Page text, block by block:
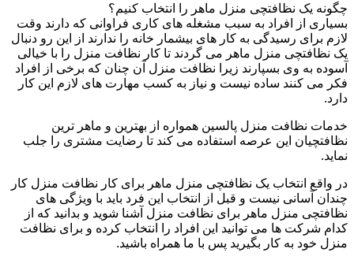
چگونه یک نظافتچی منزل ماهر را انتخاب کنیم؟
بسیاری از افراد به سبب مشغله های کاری فراوانی که دارند وقت
لازم برای رسیدگی به کار های بیشمار خانه را ندارند از این رو دنبال
یک نظافتچی منزل ماهر می گردند تا کار نظافت منزل را با خیالی
آسوده به وی بسپارند زیرا نظافت منزل آن چنان که برخی از افراد
فکر می کنند ساده نیست و نیاز به کسب مهارت های لازم این کار
دارد.
خدمات نظافت منزل پالسین همواره از بهترین و ماهر ترین
نظافتچیان این عرصه استفاده می کند تا رضایت مشتری را جلب
نماید.
در واقع انتخاب یک نظافتچی منزل ماهر برای کار نظافت منزل کار
چندان آسانی نیست و قبل از انتخاب این فرد باید با ویژگی های
نظافتچی منزل ماهر برای نظافت منزل آشنا شوید و بدانید که از
کدام شرکت ها می توانید این افراد را انتخاب کرده و برای نظافت
منزل خود به کار بگیرید پس با ما همراه باشید.